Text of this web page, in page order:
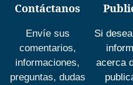
Contáctanos
Envíe sus
comentarios,
informaciones,
preguntas, dudas
Si
acerca